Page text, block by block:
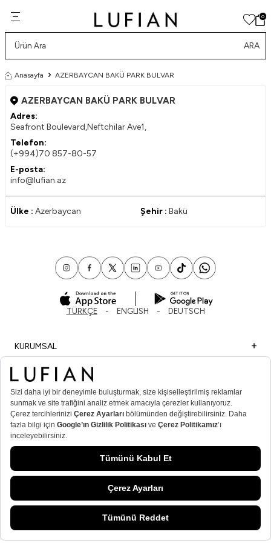
0
ARA
Anasayfa AZERBAYCAN BAKÜ PARK BULVAR
AZERBAYCAN BAKÜ PARK BULVAR
Adres:
Seafront Boulevard,Neftchilar Ave1,
Telefon:
(+994)70 857-80-57
E-posta:
info@lufian.az
Ülke : Azerbaycan Şehir : Bakü
TÜRKÇE ENGLISH DEUTSCH
KURUMSAL
ÖNEMLİ BİLGİLER
ÜYE
ERKEK POPÜLER KATEGORİLER
KADIN POPÜLER KATEGORİLER
© Lufian.com 2026 Tüm Hakları Saklıdır
T-SoftE-TicaretSistemleriyle Hazırlanmıştır.